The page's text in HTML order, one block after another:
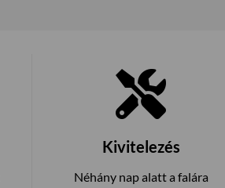
Kivitelezés
Néhány nap alatt a falára